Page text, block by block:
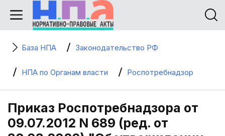
База НПА Законодательство РФ
НПА по Органам власти Роспотребнадзор
Приказ Роспотребнадзора от
09.07.2012 N 689 (ред. от